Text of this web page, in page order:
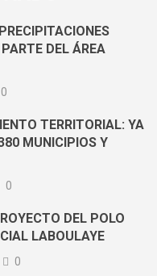
DEL ÁREA
0
TERRITORIAL: YA
MUNICIPIOS Y
0
DEL POLO
LABOULAYE
0